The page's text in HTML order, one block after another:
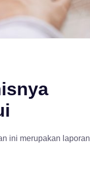
ini merupakan laporan